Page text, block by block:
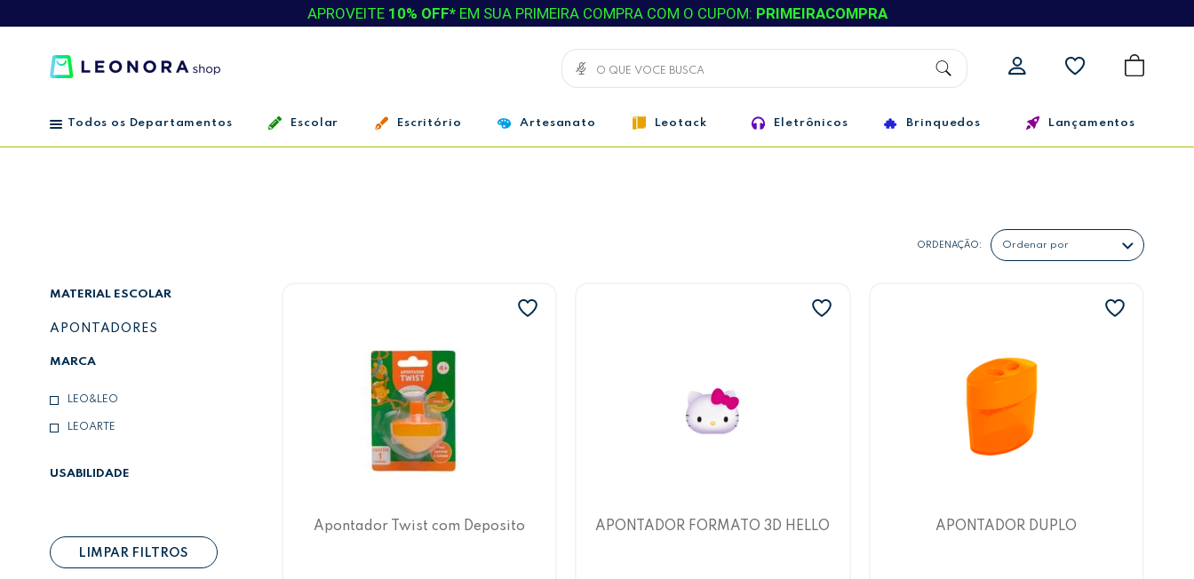
APROVEITE 10% OFF*EM SUA PRIMEIRA COMPRA COM O CUPOM: PRIMEIRACOMPRA
Todos os Departamentos Escolar Escritório Artesanato Leotack Eletrônicos Brinquedos Lançamentos
MATERIAL ESCOLAR
APONTADORES
MARCA
LEO&LEO
LEOARTE
USABILIDADE
LIMPAR FILTROS
Apontador Twist com Deposito
APONTADOR FORMATO 3D HELLO
APONTADOR DUPLO